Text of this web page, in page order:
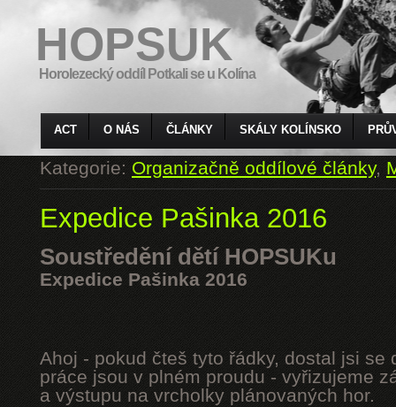
HOPSUK
Horolezecký oddíl Potkali se u Kolína
ACT O NÁS ČLÁNKY SKÁLY KOLÍNSKO
Kategorie:Organizačně oddílové články,
Expedice Pašinka 2016
Soustředění dětí HOPSUKu
Expedice Pašinka 2016
Ahoj - pokud čteš tyto řádky, dostal jsi se
práce jsou v plném proudu - vyřizujeme
a výstupu na vrcholky plánovaných hor.